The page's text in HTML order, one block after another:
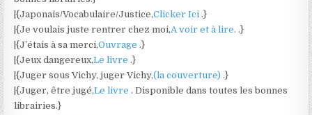
|{Japonais/Vocabulaire/Justice,Clicker Ici.}
|{Je voulais juste rentrer chez moi,A voir et à lire..}
|{J’étais à sa merci,Ouvrage.}
|{Jeux dangereux,Le livre.}
|{Juger sous Vichy, juger Vichy,(la couverture).}
|{Juger, être jugé,Le livre. Disponible dans toutes les bonnes
librairies.}